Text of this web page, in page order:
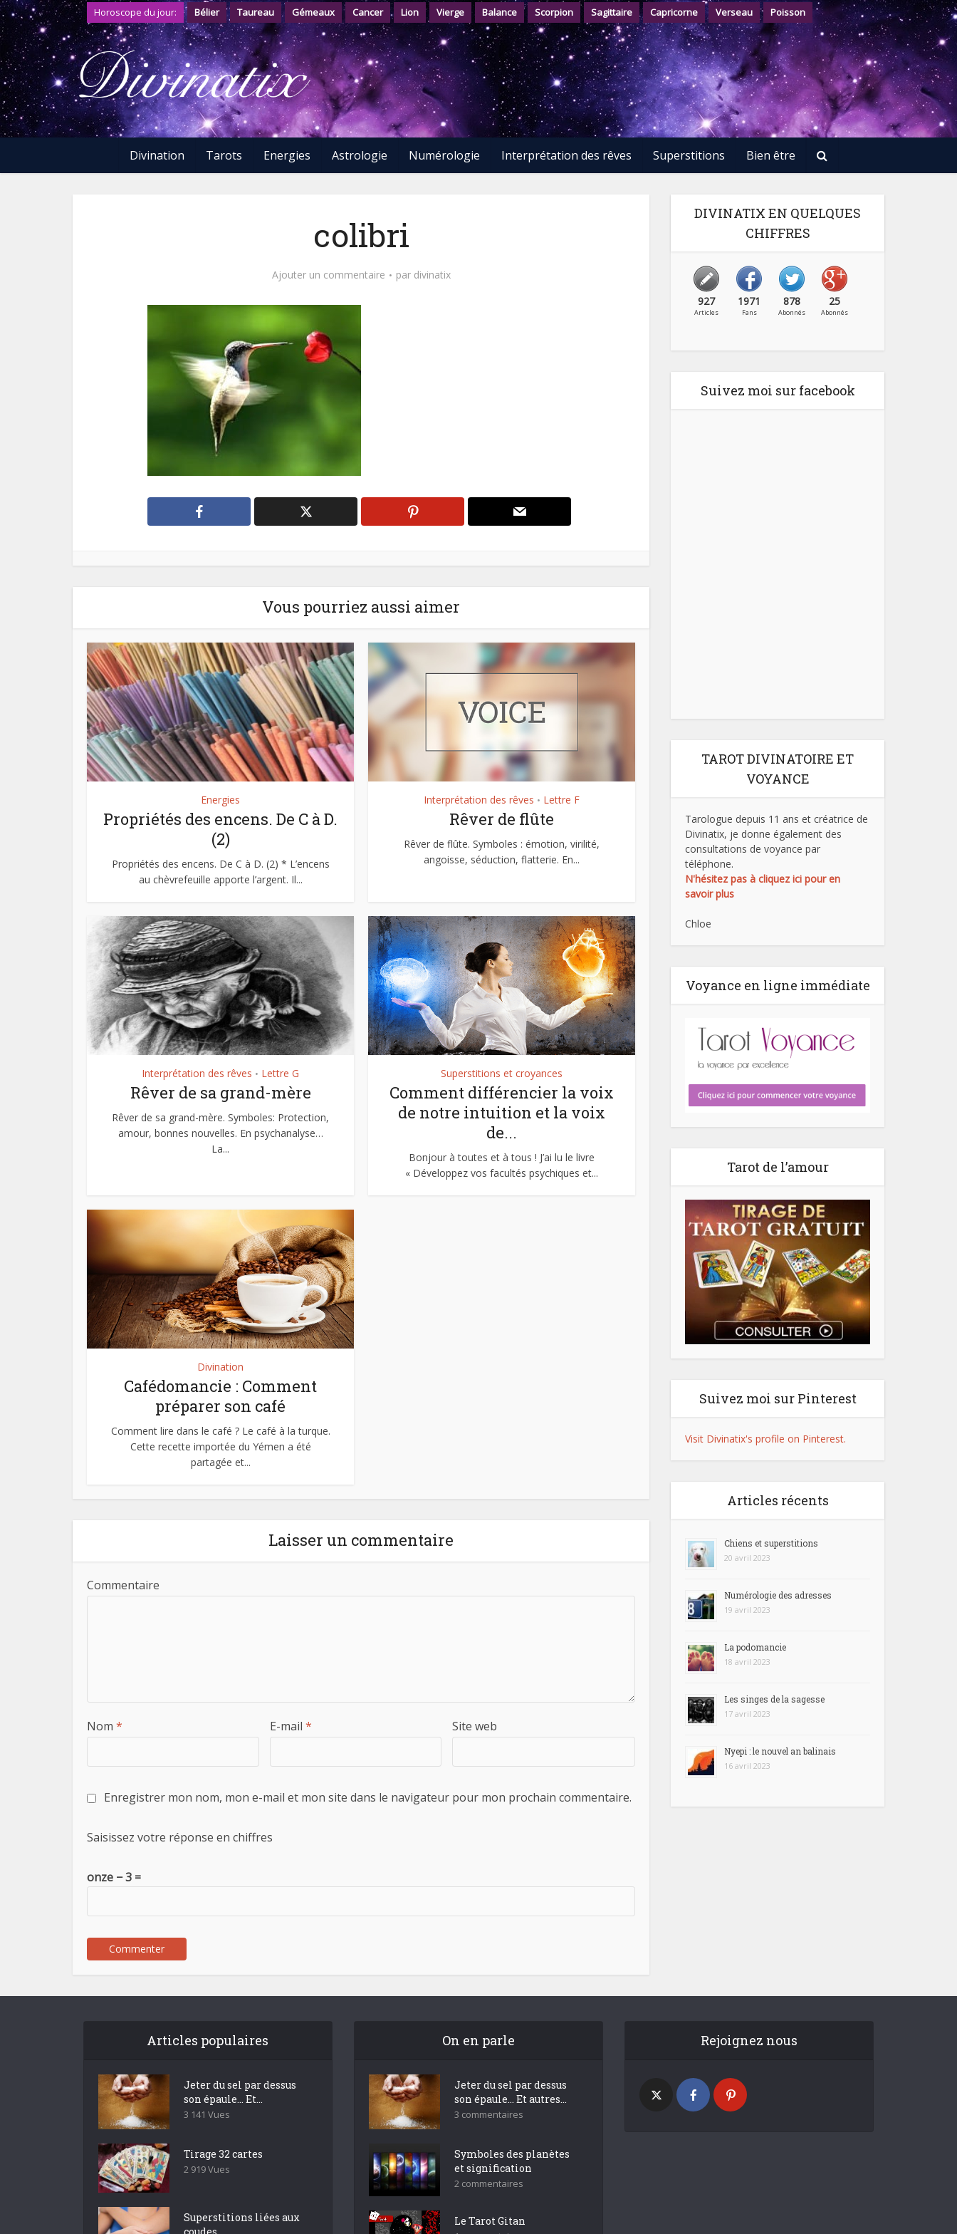
Horoscope du jour: Bélier Taureau Gémeaux Cancer Lion Vierge Balance Scorpion Sagittaire Capricorne Verseau Poisson
Divination Tarots Energies Astrologie Numérologie Interprétation des rêves Superstitions Bien être
colibri
Ajouter un commentaire par divinatix
Vous pourriez aussi aimer
Energies
Propriétés des encens. De C à D.
(2)
Propriétés des encens. De C à D. (2) * L’encens
au chèvrefeuille apporte l’argent. Il...
Interprétation des rêves • Lettre F
Rêver de flûte
Rêver de flûte. Symboles : émotion, virilité,
angoisse, séduction, flatterie. En...
Interprétation des rêves • Lettre G
Rêver de sa grand-mère
Rêver de sa grand-mère. Symboles: Protection,
amour, bonnes nouvelles. En psychanalyse…
La...
Superstitions et croyances
Comment différencier la voix
de notre intuition et la voix
de...
Bonjour à toutes et à tous ! J’ai lu le livre
« Développez vos facultés psychiques et...
Divination
Cafédomancie : Comment
préparer son café
Comment lire dans le café ? Le café à la turque.
Cette recette importée du Yémen a été
partagée et...
Laisser un commentaire
Commentaire
Nom * E-mail * Site web
Enregistrer mon nom, mon e-mail et mon site dans le navigateur pour mon prochain commentaire.
Saisissez votre réponse en chiffres
onze − 3 =
DIVINATIX EN QUELQUES
CHIFFRES
927
Articles
1971
Fans
878
Abonnés
25
Abonnés
Suivez moi sur facebook
TAROT DIVINATOIRE ET
VOYANCE
Tarologue depuis 11 ans et créatrice de
Divinatix, je donne également des
consultations de voyance par
téléphone.
N'hésitez pas à cliquez ici pour en
savoir plus
Chloe
Voyance en ligne immédiate
Tarot de l’amour
Suivez moi sur Pinterest
Visit Divinatix's profile on Pinterest.
Articles récents
Chiens et superstitions
20 avril 2023
Numérologie des adresses
19 avril 2023
La podomancie
18 avril 2023
Les singes de la sagesse
17 avril 2023
Nyepi : le nouvel an balinais
16 avril 2023
Articles populaires
Jeter du sel par dessus
son épaule… Et...
3 141 Vues
Tirage 32 cartes
2 919 Vues
Superstitions liées aux
coudes
On en parle
Jeter du sel par dessus
son épaule… Et autres...
3 commentaires
Symboles des planètes
et signification
2 commentaires
Le Tarot Gitan
Rejoignez nous